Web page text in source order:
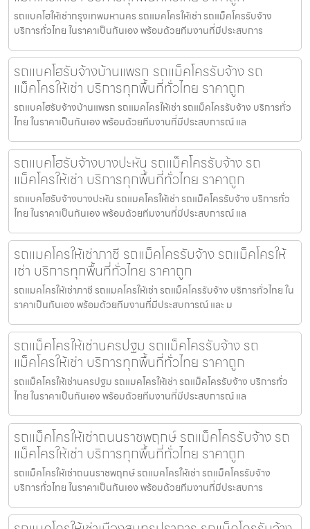
รถแบคโฮให้เช่ากรุงเทพมหานคร รถแมคโครให้เช่า รถแม็คโครรับจ้าง
บริการทั่วไทย ในราคาเป็นกันเอง พร้อมด้วยทีมงานที่มีประสบการ
รถแบคโฮรับจ้างบ้านแพรก รถแม็คโครรับจ้าง รถ
แม็คโครให้เช่า บริการทุกพื้นที่ทั่วไทย ราคาถูก
รถแบคโฮรับจ้างบ้านแพรก รถแมคโครให้เช่า รถแม็คโครรับจ้าง บริการทั่ว
ไทย ในราคาเป็นกันเอง พร้อมด้วยทีมงานที่มีประสบการณ์ แล
รถแบคโฮรับจ้างบางปะหัน รถแม็คโครรับจ้าง รถ
แม็คโครให้เช่า บริการทุกพื้นที่ทั่วไทย ราคาถูก
รถแบคโฮรับจ้างบางปะหัน รถแมคโครให้เช่า รถแม็คโครรับจ้าง บริการทั่ว
ไทย ในราคาเป็นกันเอง พร้อมด้วยทีมงานที่มีประสบการณ์ แล
รถแมคโครให้เช่าภาชี รถแม็คโครรับจ้าง รถแม็คโครให้
เช่า บริการทุกพื้นที่ทั่วไทย ราคาถูก
รถแมคโครให้เช่าภาชี รถแมคโครให้เช่า รถแม็คโครรับจ้าง บริการทั่วไทย ใน
ราคาเป็นกันเอง พร้อมด้วยทีมงานที่มีประสบการณ์ และ ม
รถแม็คโครให้เช่านครปฐม รถแม็คโครรับจ้าง รถ
แม็คโครให้เช่า บริการทุกพื้นที่ทั่วไทย ราคาถูก
รถแม็คโครให้เช่านครปฐม รถแมคโครให้เช่า รถแม็คโครรับจ้าง บริการทั่ว
ไทย ในราคาเป็นกันเอง พร้อมด้วยทีมงานที่มีประสบการณ์ แล
รถแม็คโครให้เช่าถนนราชพฤกษ์ รถแม็คโครรับจ้าง รถ
แม็คโครให้เช่า บริการทุกพื้นที่ทั่วไทย ราคาถูก
รถแม็คโครให้เช่าถนนราชพฤกษ์ รถแมคโครให้เช่า รถแม็คโครรับจ้าง
บริการทั่วไทย ในราคาเป็นกันเอง พร้อมด้วยทีมงานที่มีประสบการ